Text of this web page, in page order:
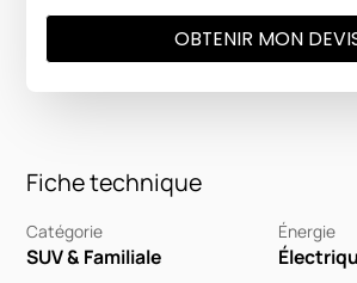
Fiche technique
Catégorie
SUV & Familiale
Énergie
OBTENIR MON